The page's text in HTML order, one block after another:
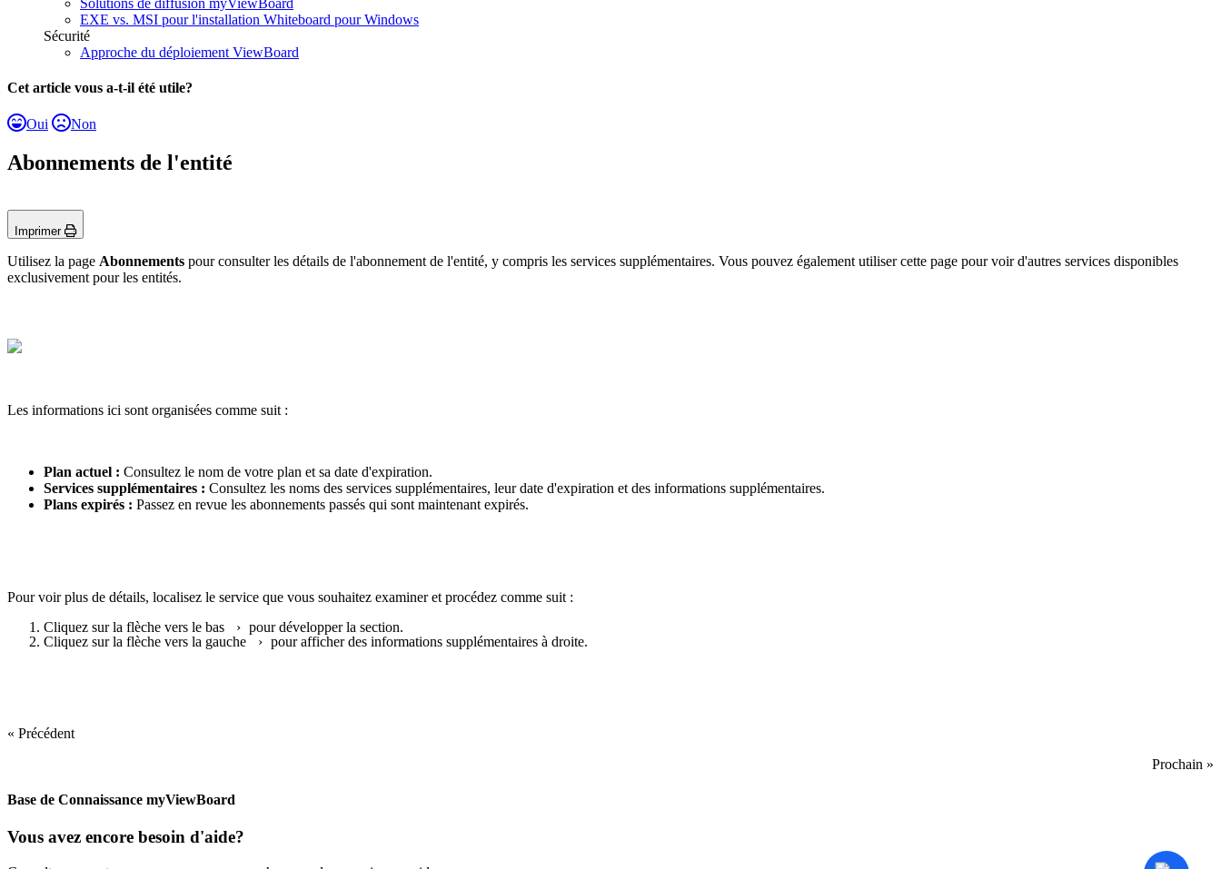
Solutions de diffusion myViewBoard
EXE vs. MSI pour l'installation Whiteboard pour Windows
Sécurité
Approche du déploiement ViewBoard
Cet article vous a-t-il été utile?
Oui Non
Abonnements de l'entité
Imprimer
Utilisez la page Abonnements pour consulter les détails de l'abonnement de l'entité, y compris les services supplémentaires. Vous pouvez également utiliser cette page pour voir d'autres services disponibles
exclusivement pour les entités.
Les informations ici sont organisées comme suit :
Plan actuel : Consultez le nom de votre plan et sa date d'expiration.
Services supplémentaires : Consultez les noms des services supplémentaires, leur date d'expiration et des informations supplémentaires.
Plans expirés : Passez en revue les abonnements passés qui sont maintenant expirés.
Pour voir plus de détails, localisez le service que vous souhaitez examiner et procédez comme suit :
Cliquez sur la flèche vers le bas
› pour développer la section.
Cliquez sur la flèche vers la gauche
› pour afficher des informations supplémentaires à droite.
« Précédent
Prochain »
Base de Connaissance myViewBoard
Vous avez encore besoin d'aide?